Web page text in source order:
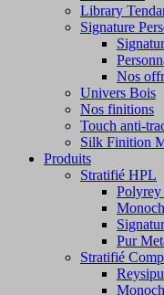
Library
Signature
Nos
Univers Bois
Nos finitions
Touch anti-
Silk Finition
Produits
Stratifié HPL
Pur
Stratifié